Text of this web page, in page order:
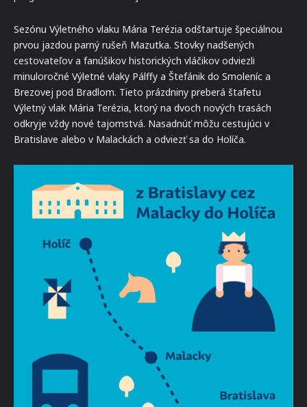
Sezónu Výletného vlaku Mária Terézia odštartuje špeciálnou
prvou jazdou parný rušeň Mazutka. Stovky nadšených
cestovateľov a fanúšikov historických vláčikov odviezli
minuloročné Výletné vlaky Pálffy a Štefánik do Smoleníc a
Brezovej pod Bradlom. Tieto prázdniny preberá štafetu
Výletný vlak Mária Terézia, ktorý na dvoch nových trasách
odkryje vždy nové tajomstvá. Nasadnúť môžu cestujúci v
Bratislave alebo v Malackách a odviezť sa do Holíča.